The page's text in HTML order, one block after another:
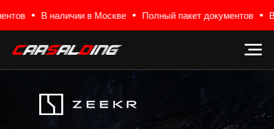
в Москве Полный пакет документов В наличии в